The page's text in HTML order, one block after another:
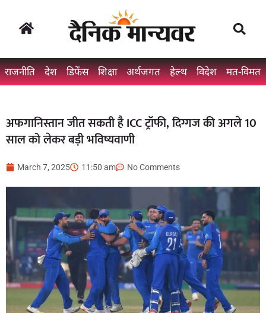
राजनीति देश डिफेंस शिक्षा अर्थजगत हेल्थ विदेश मत-विमत
अफगानिस्तान जीत सकती है ICC ट्रॉफी, दिग्गज की अगले 10
साल को लेकर बड़ी भविष्यवाणी
March 7, 2025 11:50 am No Comments